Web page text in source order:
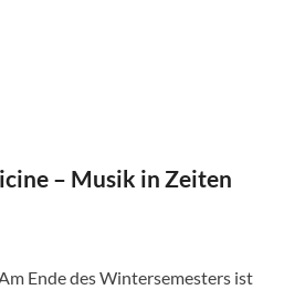
– Musik in Zeiten
Ende des Wintersemesters ist